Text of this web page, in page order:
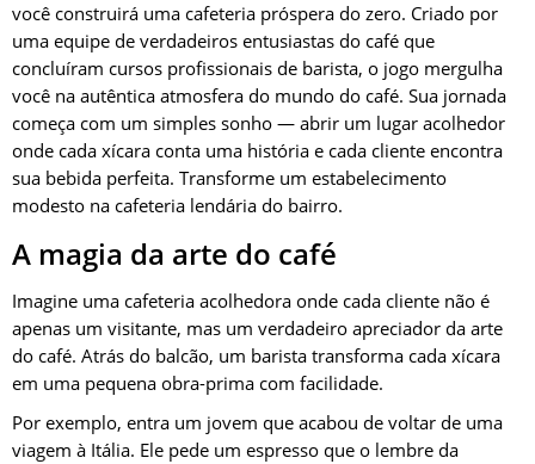
você construirá uma cafeteria próspera do zero. Criado por
uma equipe de verdadeiros entusiastas do café que
concluíram cursos profissionais de barista, o jogo mergulha
você na autêntica atmosfera do mundo do café. Sua jornada
começa com um simples sonho — abrir um lugar acolhedor
onde cada xícara conta uma história e cada cliente encontra
sua bebida perfeita. Transforme um estabelecimento
modesto na cafeteria lendária do bairro.
A magia da arte do café
Imagine uma cafeteria acolhedora onde cada cliente não é
apenas um visitante, mas um verdadeiro apreciador da arte
do café. Atrás do balcão, um barista transforma cada xícara
em uma pequena obra-prima com facilidade.
Por exemplo, entra um jovem que acabou de voltar de uma
viagem à Itália. Ele pede um espresso que o lembre da